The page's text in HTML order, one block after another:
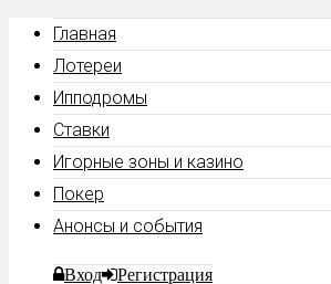
Главная
Лотереи
Ипподромы
Ставки
Игорные зоны и казино
Покер
Анонсы и события
Вход Регистрация